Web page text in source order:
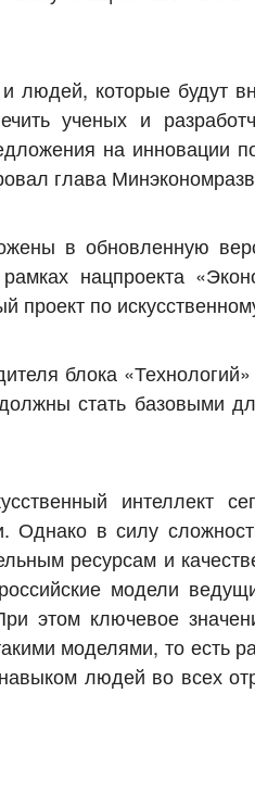
которые будут
ученых и
на инновации
глава
в обновленную
нацпроекта
по
блока
стать базовыми
интеллект
Однако в силу
ресурсам и
модели
этом ключевое
моделями, то есть
людей во всех